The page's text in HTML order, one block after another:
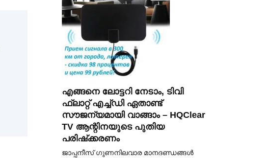
എങ്ങനെ ലോട്ടറി നേടാം, ടിവി
ഫ്ലാറ്റ് എച്ച്ഡി ഏതാണ്ട്
സൗജന്യമായി വാങ്ങാം – HQClear
TV ആന്റിനയുടെ പുതിയ
പരിഷ്‌ക്കരണം
ജാപ്പനീസ് ഗുണനിലവാര മാനദണ്ഡങ്ങൾ